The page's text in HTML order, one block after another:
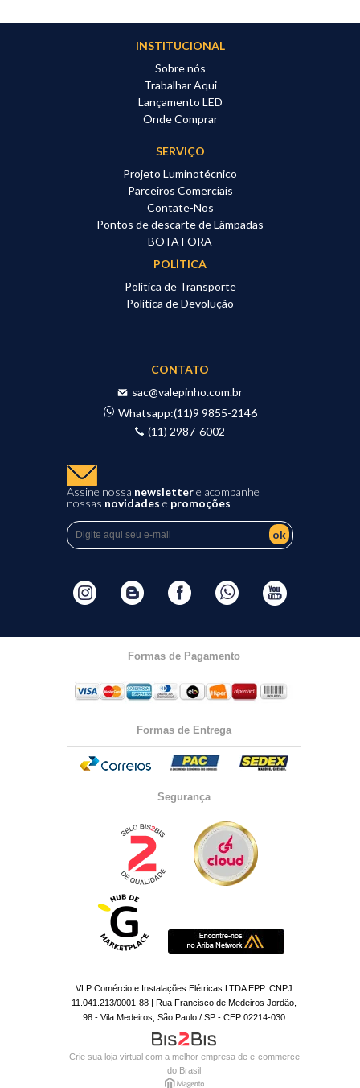
INSTITUCIONAL
Sobre nós
Trabalhar Aqui
Lançamento LED
Onde Comprar
SERVIÇO
Projeto Luminotécnico
Parceiros Comerciais
Contate-Nos
Pontos de descarte de Lâmpadas
BOTA FORA
POLÍTICA
Política de Transporte
Política de Devolução
CONTATO
sac@valepinho.com.br
Whatsapp:(11)9 9855-2146
(11) 2987-6002
Assine nossa newslettere acompanhe
nossas novidades e promoções
ok
Formas de Pagamento
Formas de Entrega
Segurança
VLP Comércio e Instalações Elétricas LTDA EPP. CNPJ
11.041.213/0001-88 | Rua Francisco de Medeiros Jordão,
98 - Vila Medeiros, São Paulo / SP - CEP 02214-030
Crie sua loja virtualcom a melhor empresa de e-commerce
do Brasil